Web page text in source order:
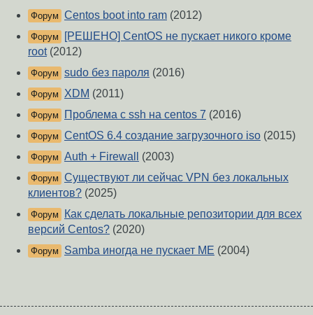
Форум Centos boot into ram (2012)
Форум
[РЕШЕНО] CentOS не пускает никого кроме
root(2012)
Форум sudo без пароля (2016)
Форум XDM (2011)
Форум Проблема с ssh на centos 7 (2016)
Форум CentOS 6.4 создание загрузочного iso (2015)
Форум Auth + Firewall (2003)
Форум Существуют ли сейчас VPN без локальных
клиентов? (2025)
Форум
Как сделать локальные репозитории для всех
версий Centos? (2020)
Форум Samba иногда не пускает ME (2004)